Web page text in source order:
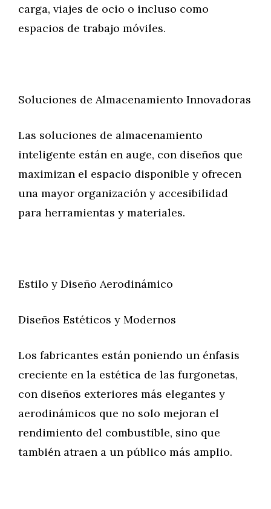
carga, viajes de ocio o incluso como
espacios de trabajo móviles.
Soluciones de Almacenamiento Innovadoras
Las soluciones de almacenamiento
inteligente están en auge, con diseños que
maximizan el espacio disponible y ofrecen
una mayor organización y accesibilidad
para herramientas y materiales.
Estilo y Diseño Aerodinámico
Diseños Estéticos y Modernos
Los fabricantes están poniendo un énfasis
creciente en la estética de las furgonetas,
con diseños exteriores más elegantes y
aerodinámicos que no solo mejoran el
rendimiento del combustible, sino que
también atraen a un público más amplio.